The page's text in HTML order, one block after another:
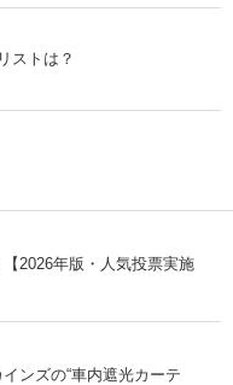
ストは？
2026年版・人気投票実施
ンズの“車内遮光カーテ